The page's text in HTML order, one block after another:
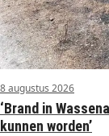
8 augustus 2026
‘Brand in
kunnen worden’